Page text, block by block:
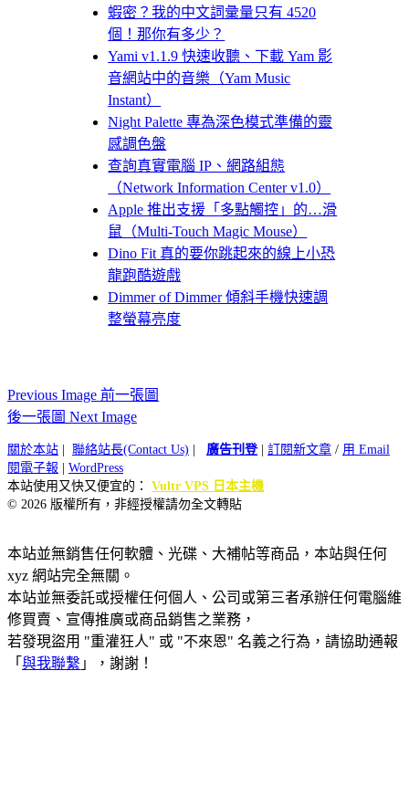
蝦密？我的中文詞彙量只有 4520
個！那你有多少？
Yami v1.1.9 快速收聽、下載 Yam 影
音網站中的音樂（Yam Music
Instant）
Night Palette 專為深色模式準備的靈
感調色盤
查詢真實電腦 IP、網路組態
（Network Information Center v1.0）
Apple 推出支援「多點觸控」的…滑
鼠（Multi-Touch Magic Mouse）
Dino Fit 真的要你跳起來的線上小恐
龍跑酷遊戲
Dimmer of Dimmer 傾斜手機快速調
整螢幕亮度
Previous Image 前一張圖
後一張圖 Next Image
關於本站 聯絡站長(Contact Us) 廣告刊登| 訂閱新文章 / 用 Email
閱電子報
WordPress
本站使用又快又便宜的： Vultr VPS 日本主機
© 2026 版權所有，非經授權請勿全文轉貼
本站並無銷售任何軟體、光碟、大補帖等商品，本站與任何
xyz 網站完全無關。
本站並無委託或授權任何個人、公司或第三者承辦任何電腦維
修買賣、宣傳推廣或商品銷售之業務，
若發現盜用 "重灌狂人" 或 "不來恩" 名義之行為，請協助通報
「 與我聯繫 」，謝謝！